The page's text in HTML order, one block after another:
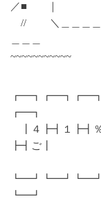
／■ ｜
// ＼＿＿＿＿＿
~~~~~~~~~~~
┏━┓
┃４┣┫１┣┫
┣┫ご┃
┗━┛